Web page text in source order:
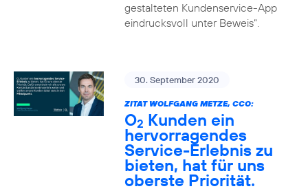
gestalteten Kundenservice-App
eindrucksvoll unter Beweis“.
30. September 2020
ZITAT WOLFGANG METZE, CCO:
O2 Kunden ein
hervorragendes
Service-Erlebnis zu
bieten, hat für uns
oberste Priorität.